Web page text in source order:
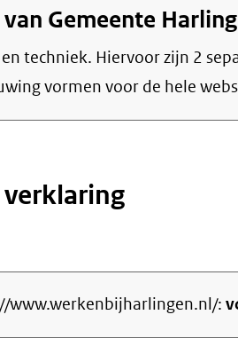
Gemeente
techniek. Hiervoor zijn 2
vormen voor de hele
www.werkenbijharlingen.nl/: